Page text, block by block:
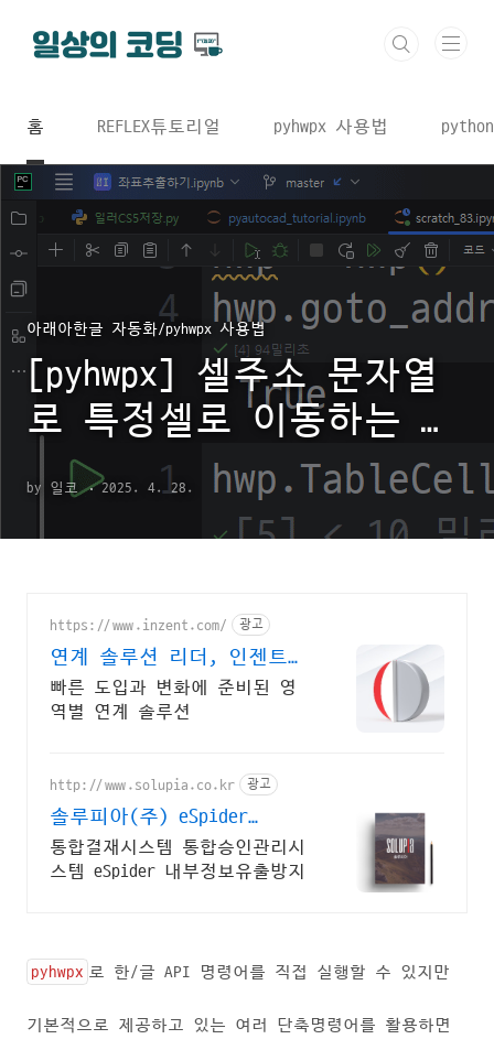
홈 REFLEX튜토리얼 pyhwpx 사용법
아래아한글 자동화/pyhwpx 사용법
[pyhwpx] 셀주소 문자열
로 특정셀로 이동하는 방
법 : hwp.goto_addr
by 일코 2025. 4. 28.
https://www.inzent.com/ 광고
연계 솔루션 리더, 인젠트
대내/외 채널 맞춤형 연계
빠른 도입과 변화에 준비된 영
역별 연계 솔루션
http://www.solupia.co.kr 광고
솔루피아(주) eSpider
ESPIDER,API
통합결재시스템 통합승인관리시
스템 eSpider 내부정보유출방지
pyhwpx 로 한/글 API 명령어를 직접 실행할 수 있지만
기본적으로 제공하고 있는 여러 단축명령어를 활용하면